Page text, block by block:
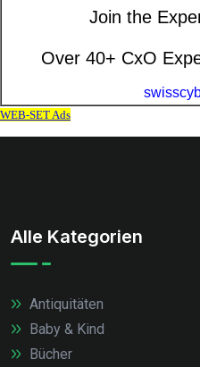
Alle Kategorien
Antiquitäten
Baby & Kind
Bücher